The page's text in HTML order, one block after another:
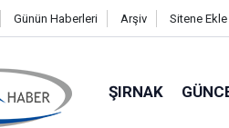
Günün Haberleri Arşiv Sitene Ekle
ŞIRNAK